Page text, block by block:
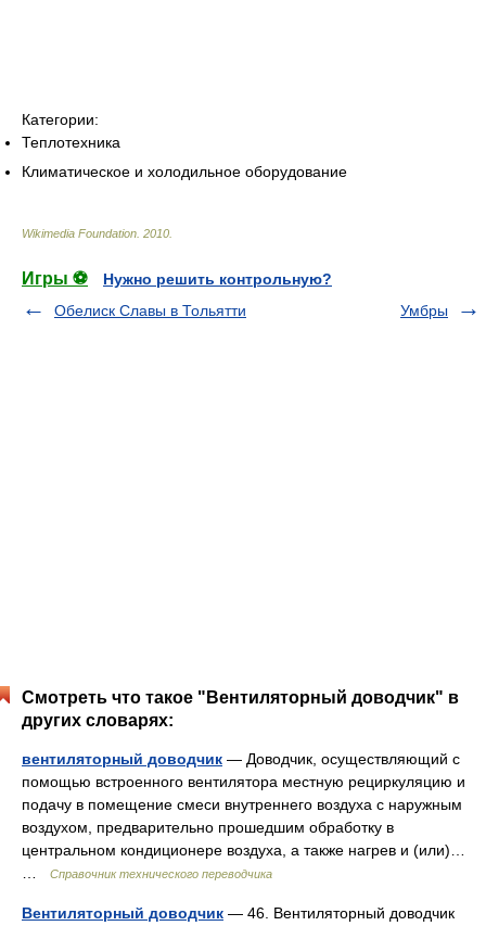
Категории:
Теплотехника
Климатическое и холодильное оборудование
Wikimedia Foundation 2010
Игры ⚽
Нужно решить контрольную?
Обелиск Славы в Тольятти
Умбры
Смотреть что такое "Вентиляторный доводчик" в
других словарях:
вентиляторный доводчик — Доводчик, осуществляющий с
помощью встроенного вентилятора местную рециркуляцию и
подачу в помещение смеси внутреннего воздуха с наружным
воздухом, предварительно прошедшим обработку в
центральном кондиционере воздуха, а также нагрев и (или)…
…
Справочник технического переводчика
Вентиляторный доводчик — 46. Вентиляторный доводчик